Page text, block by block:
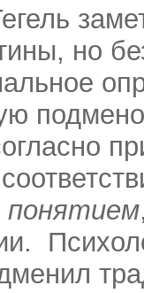
но
понятием